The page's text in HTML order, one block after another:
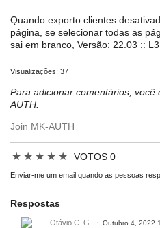
Quando exporto clientes
página, se selecionar todas as
sai em branco, Versão: 22.03 ::
Visualizações: 37
Para adicionar comentários, você
AUTH.
Join MK-AUTH
★ ★ ★ ★ ★ VOTOS 0
Enviar-me um email quando as pessoas
Respostas
Otávio C. G. Outubro 4, 2022